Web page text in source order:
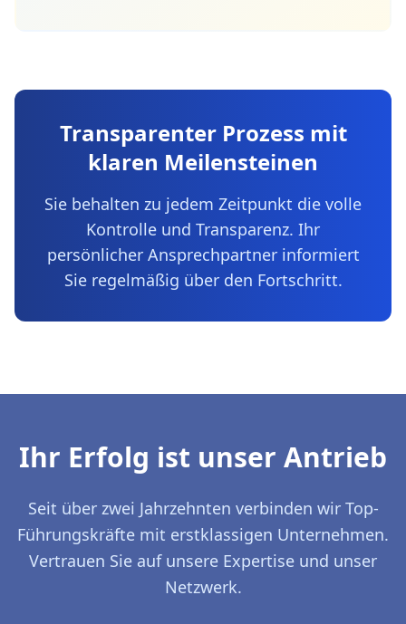
Transparenter Prozess mit
klaren Meilensteinen
Sie behalten zu jedem Zeitpunkt die volle
Kontrolle und Transparenz. Ihr
persönlicher Ansprechpartner informiert
Sie regelmäßig über den Fortschritt.
Ihr Erfolg ist unser Antrieb
Seit über zwei Jahrzehnten verbinden wir Top-
Führungskräfte mit erstklassigen Unternehmen.
Vertrauen Sie auf unsere Expertise und unser
Netzwerk.